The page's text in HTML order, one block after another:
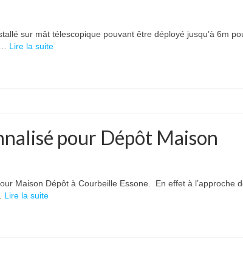
sur mât télescopique pouvant être déployé jusqu’à 6m
Lire la suite
pour Dépôt Maison
Maison Dépôt à Courbeille Essone. En effet à l’approche
Lire la suite